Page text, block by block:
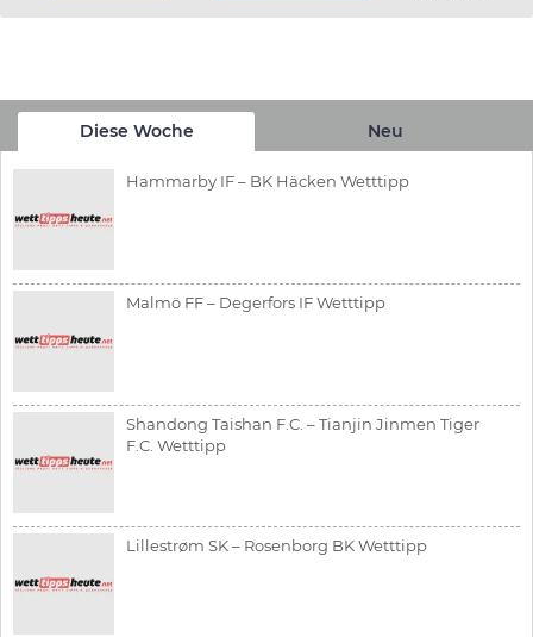
Diese Woche Neu
Hammarby IF – BK Häcken Wetttipp
Malmö FF – Degerfors IF Wetttipp
Shandong Taishan F.C. – Tianjin Jinmen Tiger
F.C. Wetttipp
Lillestrøm SK – Rosenborg BK Wetttipp